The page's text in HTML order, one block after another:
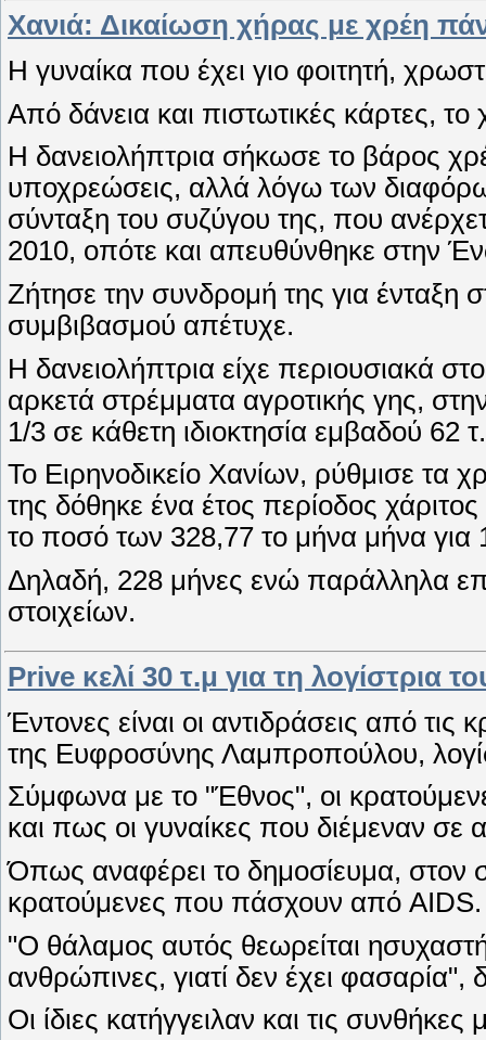
Χανιά: Δικαίωση χήρας με χρέη
Η γυναίκα που έχει γιο φοιτητή,
Από δάνεια και πιστωτικές κάρτες,
Η δανειολήπτρια σήκωσε το βάρος
υποχρεώσεις, αλλά λόγω των
σύνταξη του συζύγου της, που
2010, οπότε και απευθύνθηκε στην
Ζήτησε την συνδρομή της για
συμβιβασμού απέτυχε.
Η δανειολήπτρια είχε περιουσιακά
αρκετά στρέμματα αγροτικής γης,
1/3 σε κάθετη ιδιοκτησία εμβαδού 62
Το Ειρηνοδικείο Χανίων, ρύθμισε τα
της δόθηκε ένα έτος περίοδος
το ποσό των 328,77 το μήνα μήνα για
Δηλαδή, 228 μήνες ενώ παράλληλα
στοιχείων.
Prive κελί 30 τ.μ για τη λογίστρια
Έντονες είναι οι αντιδράσεις από
της Ευφροσύνης Λαμπροπούλου,
Σύμφωνα με το "Έθνος", οι
και πως οι γυναίκες που διέμεναν
Όπως αναφέρει το δημοσίευμα, στον
κρατούμενες που πάσχουν από AIDS.
"Ο θάλαμος αυτός θεωρείται
ανθρώπινες, γιατί δεν έχει
Οι ίδιες κατήγγειλαν και τις